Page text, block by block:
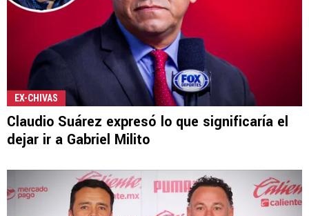
EX-CHIVAS
Claudio Suárez expresó lo que significaría el
dejar ir a Gabriel Milito